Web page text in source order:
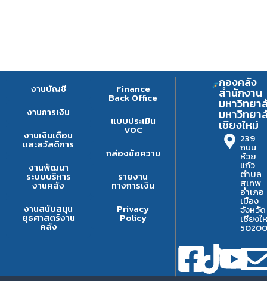
งานบัญชี
งานการเงิน
งานเงินเดือน
และสวัสดิการ
งานพัฒนา
ระบบบริหาร
งานคลัง
งานสนับสนุน
ยุธศาสตร์งาน
คลัง
Finance
Back Office
แบบประเมิน
VOC
กล่องข้อความ
รายงาน
ทางการเงิน
Privacy
Policy
กองคลัง
สำนักงาน
มหาวิทยา
มหาวิทยา
เชียงใหม่
239
ถนน
ห้วย
แก้ว
ตำบล
สุเทพ
อำเภอ
เมือง
จังหวัด
เชียงใ
50200